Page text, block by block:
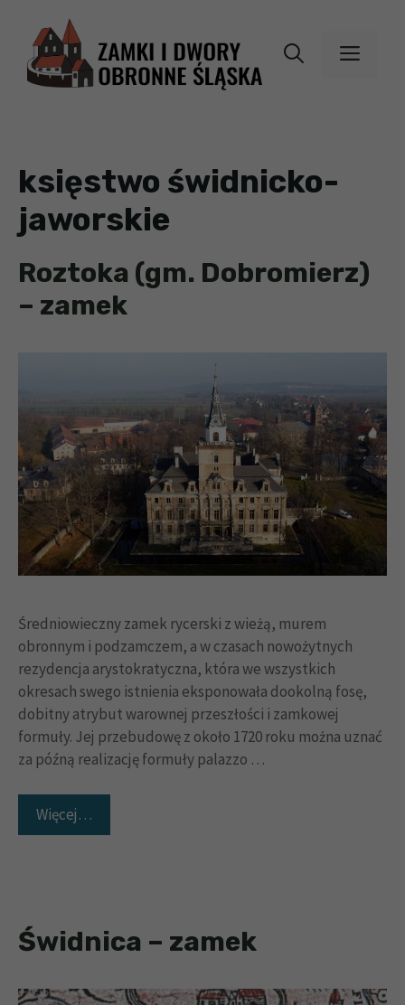
treści
księstwo świdnicko-
jaworskie
Roztoka (gm. Dobromierz)
– zamek
Średniowieczny zamek rycerski z wieżą, murem
obronnym i podzamczem, a w czasach nowożytnych
rezydencja arystokratyczna, która we wszystkich
okresach swego istnienia eksponowała dookolną fosę,
dobitny atrybut warownej przeszłości i zamkowej
formuły. Jej przebudowę z około 1720 roku można uznać
za późną realizację formuły palazzo …
Więcej…
Świdnica – zamek